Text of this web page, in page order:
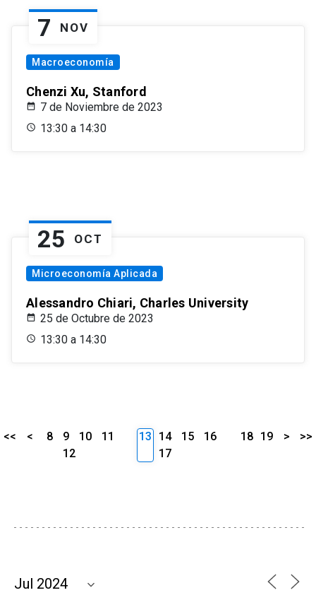
7 NOV
Macroeconomía
Chenzi Xu, Stanford
7 de Noviembre de 2023
13:30 a 14:30
25 OCT
Microeconomía Aplicada
Alessandro Chiari, Charles University
25 de Octubre de 2023
13:30 a 14:30
<< < 8 9 10
11
12
13 14 15
16
17
18 19 > >>